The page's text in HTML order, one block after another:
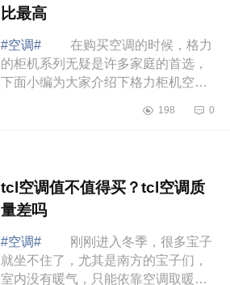
比最高
#空调#
在购买空调的时候，格力
的柜机系列无疑是许多家庭的首选，
下面小编为大家介绍下格力柜机空调
空调哪个系列好,性价比最高 过年
198 0
tcl空调值不值得买？tcl空调质
量差吗
#空调#
刚刚进入冬季，很多宝子
就坐不住了，尤其是南方的宝子们，
室内没有暖气，只能依靠空调取暖。